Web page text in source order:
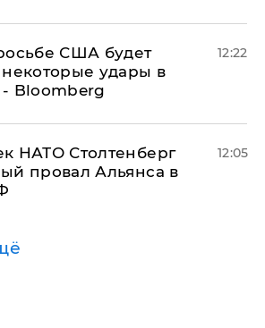
США будет
некоторые удары в
Bloomberg
12:22
НАТО Столтенберг
провал Альянса в
12:05